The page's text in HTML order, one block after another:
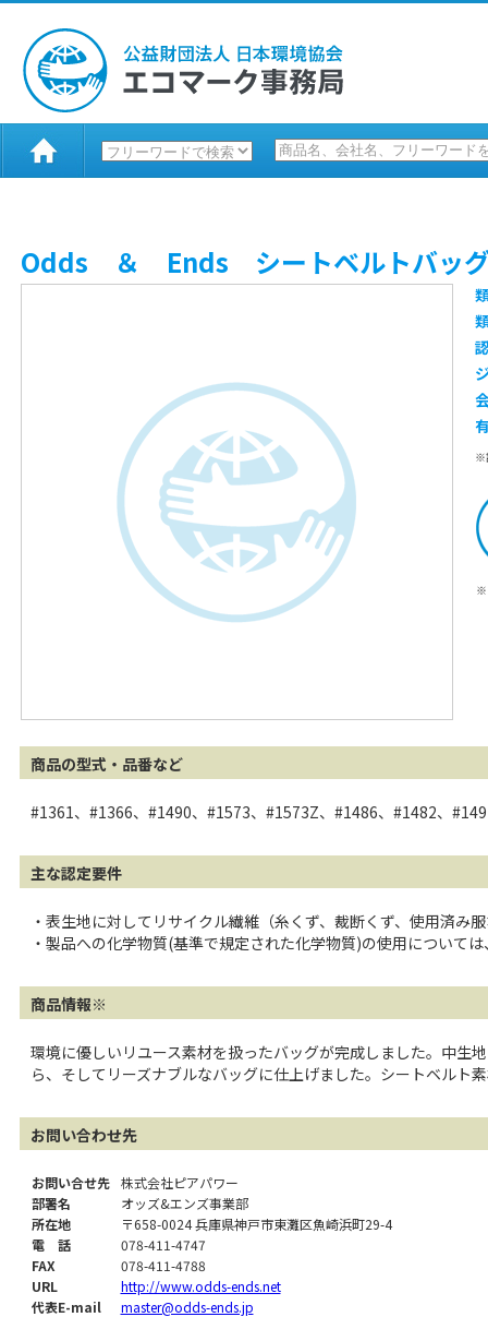
Odds ＆ Ends シートベルトバッ
※
※
商品の型式・品番など
#1361、#1366、#1490、#1573、#1573Z、#1486、#1482、
主な認定要件
・表生地に対してリサイクル繊維（糸くず、裁断くず、使用済
・製品への化学物質(基準で規定された化学物質)の使用について
商品情報※
環境に優しいリユース素材を扱ったバッグが完成しました。中生
ら、そしてリーズナブルなバッグに仕上げました。シートベルト
お問い合わせ先
お問い合せ先
株式会社ピアパワー
部署名
オッズ&エンズ事業部
所在地
〒658-0024 兵庫県神戸市東灘区魚崎浜町29-4
電 話
078-411-4747
FAX
078-411-4788
URL
http://www.odds-ends.net
代表E-mail
master@odds-ends.jp